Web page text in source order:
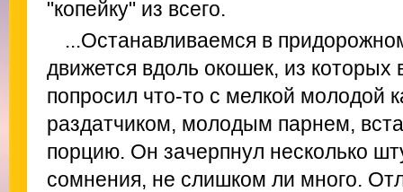
"копейку" из всего.
...Останавливаемся в
движется вдоль окошек, из
попросил что-то с мелкой молодой
раздатчиком, молодым парнем,
порцию. Он зачерпнул несколько
сомнения, не слишком ли много.